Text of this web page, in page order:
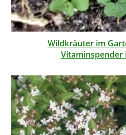
Wildkräuter im
Vitaminspender